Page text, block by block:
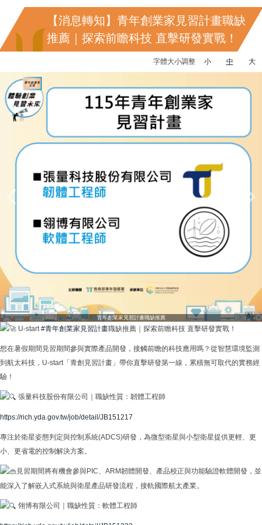
【消息轉知】青年創業家見習計畫職缺
推薦｜探索前瞻科技 直擊研發實戰！
字體大小調整 小 中 大
青年創業家見習計畫職缺推薦
U-start #青年創業家見習計畫職缺推薦｜探索前瞻科技 直擊研發實戰！
想在暑假期間見習期間參與實際產品開發，接觸前瞻的科技應用嗎？從智慧環境監測
到航太科技，U-start「青創見習計畫」帶你直擊研發第一線，累積無可取代的實務經
驗！
張量科技股份有限公司｜職缺性質：韌體工程師
https://rich.yda.gov.tw/job/detail/JB151217
專注於衛星姿態判定與控制系統(ADCS)研發，為微型衛星與小型衛星提供更輕、更
小、更省電的控制解決方案。
見習期間將有機會參與PIC、ARM韌體開發、產品校正與功能驗證軟體開發，並
能深入了解嵌入式系統與衛星產品研發流程，接軌國際航太產業。
翎博有限公司｜職缺性質：軟體工程師